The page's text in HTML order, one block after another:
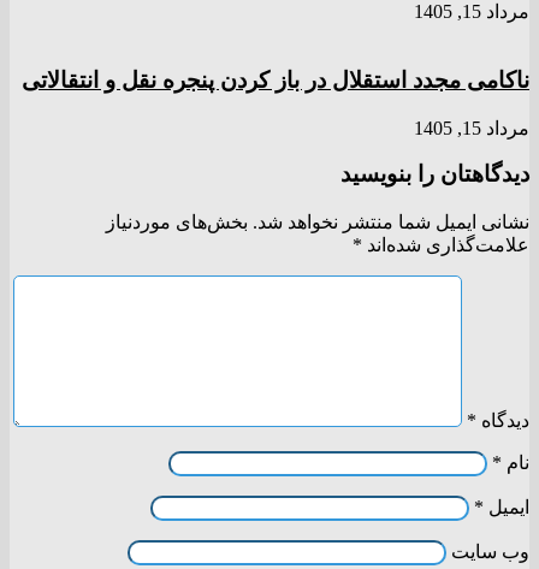
مرداد 15, 1405
ناکامی مجدد استقلال در باز کردن پنجره نقل و انتقالاتی
مرداد 15, 1405
دیدگاهتان را بنویسید
نشانی ایمیل شما منتشر نخواهد شد. بخش‌های موردنیاز
علامت‌گذاری شده‌اند *
دیدگاه *
نام *
ایمیل *
وب‌ سایت